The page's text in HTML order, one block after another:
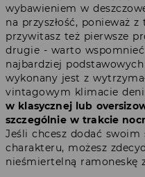
wybawieniem w
na przyszłość, ponieważ
przywitasz też pierwsze
drugie - warto
najbardziej
wykonany jest z
vintagowym klimacie
w klasycznej lub
szczególnie w trakcie
Jeśli chcesz dodać
charakteru, możesz
nieśmiertelną ramoneskę